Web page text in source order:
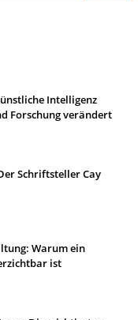
Intelligenz
Forschung verändert
Schriftsteller Cay
Warum ein
ist